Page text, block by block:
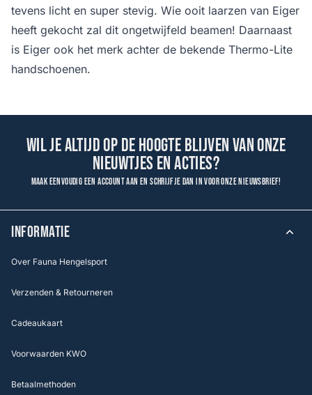
tevens licht en super stevig. Wie ooit laarzen van Eiger
heeft gekocht zal dit ongetwijfeld beamen! Daarnaast
is Eiger ook het merk achter de bekende Thermo-Lite
handschoenen.
Wil je altijd op de hoogte blijven van onze
nieuwtjes en acties?
Maak eenvoudig een account aan en schrijf je dan in voor onze nieuwsbrief!
INFORMATIE
Over Fauna Hengelsport
Verzenden & Retourneren
Cadeaukaart
Voorwaarden KWO
Betaalmethoden